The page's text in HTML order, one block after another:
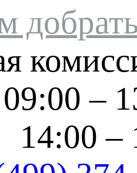
09:00 –
14:00 –